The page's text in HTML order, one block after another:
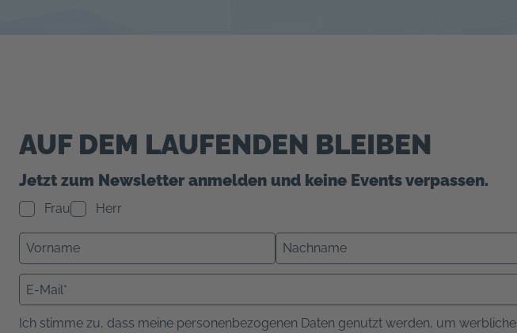
AUF DEM LAUFENDEN BLEIBEN
Jetzt zum Newsletter anmelden und keine Events verpassen.
Frau Herr
Ich stimme zu, dass meine personenbezogenen Daten genutzt werden, um werbliche